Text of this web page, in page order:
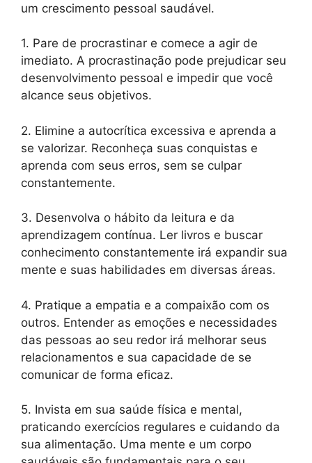
um crescimento pessoal saudável.
1. Pare de procrastinar e comece a agir de
imediato. A procrastinação pode prejudicar seu
desenvolvimento pessoal e impedir que você
alcance seus objetivos.
2. Elimine a autocrítica excessiva e aprenda a
se valorizar. Reconheça suas conquistas e
aprenda com seus erros, sem se culpar
constantemente.
3. Desenvolva o hábito da leitura e da
aprendizagem contínua. Ler livros e buscar
conhecimento constantemente irá expandir sua
mente e suas habilidades em diversas áreas.
4. Pratique a empatia e a compaixão com os
outros. Entender as emoções e necessidades
das pessoas ao seu redor irá melhorar seus
relacionamentos e sua capacidade de se
comunicar de forma eficaz.
5. Invista em sua saúde física e mental,
praticando exercícios regulares e cuidando da
sua alimentação. Uma mente e um corpo